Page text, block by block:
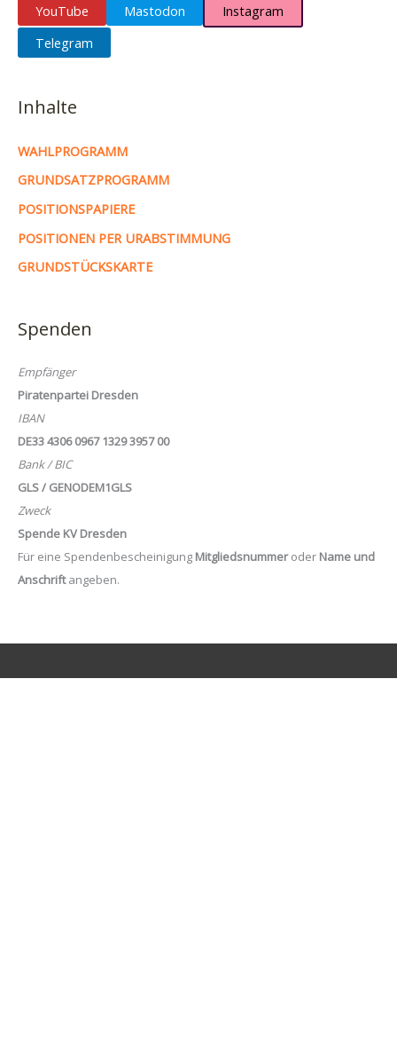
YouTube
Mastodon
Instagram
Telegram
Inhalte
WAHLPROGRAMM
GRUNDSATZPROGRAMM
POSITIONSPAPIERE
POSITIONEN PER URABSTIMMUNG
GRUNDSTÜCKSKARTE
Spenden
Empfänger
Piratenpartei Dresden
IBAN
DE33 4306 0967 1329 3957 00
Bank / BIC
GLS / GENODEM1GLS
Zweck
Spende KV Dresden
Für eine Spendenbescheinigung Mitgliedsnummeroder Name und
Anschriftangeben.